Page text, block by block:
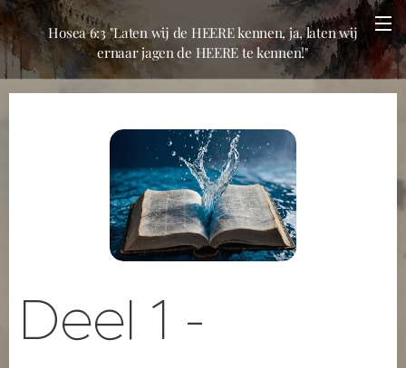
Hosea 6:3 "Laten wij de HEERE kennen, ja, laten wij
ernaar jagen de HEERE te kennen!"
Deel 1 -